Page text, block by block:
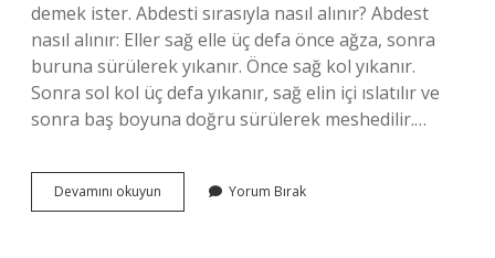
demek ister. Abdesti sırasıyla nasıl alınır? Abdest
nasıl alınır: Eller sağ elle üç defa önce ağza, sonra
buruna sürülerek yıkanır. Önce sağ kol yıkanır.
Sonra sol kol üç defa yıkanır, sağ elin içi ıslatılır ve
sonra baş boyuna doğru sürülerek meshedilir.…
Devamını okuyun
Abdesti
Yorum Bırak